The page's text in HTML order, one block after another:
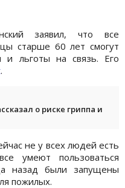
заявил, что все
старше 60 лет смогут
и льготы на связь. Его
.
о риске гриппа и
не у всех людей есть
умеют пользоваться
назад были запущены
пожилых.